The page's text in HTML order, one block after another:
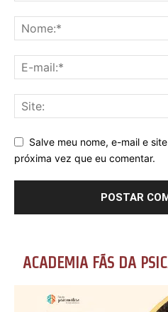
Salve meu nome, e-mail e
próxima vez que eu comentar.
ACADEMIA FÃS DA